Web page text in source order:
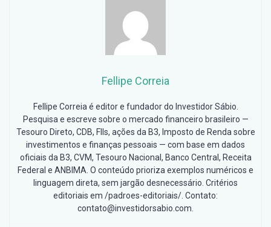
Fellipe Correia
Fellipe Correia é editor e fundador do Investidor Sábio.
Pesquisa e escreve sobre o mercado financeiro brasileiro —
Tesouro Direto, CDB, FIIs, ações da B3, Imposto de Renda sobre
investimentos e finanças pessoais — com base em dados
oficiais da B3, CVM, Tesouro Nacional, Banco Central, Receita
Federal e ANBIMA. O conteúdo prioriza exemplos numéricos e
linguagem direta, sem jargão desnecessário. Critérios
editoriais em /padroes-editoriais/. Contato:
contato@investidorsabio.com.